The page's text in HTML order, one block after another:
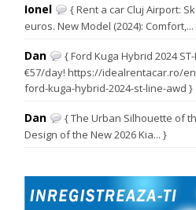
Ionel
{ Rent a car Cluj Airport:
euros. New Model (2024): Comfort,...
Dan
{ Ford Kuga Hybrid 2024
€57/day! https://idealrentacar.ro/
ford-kuga-hybrid-2024-st-line-awd }
Dan
{ The Urban Silhouette of
Design of the New 2026 Kia... }